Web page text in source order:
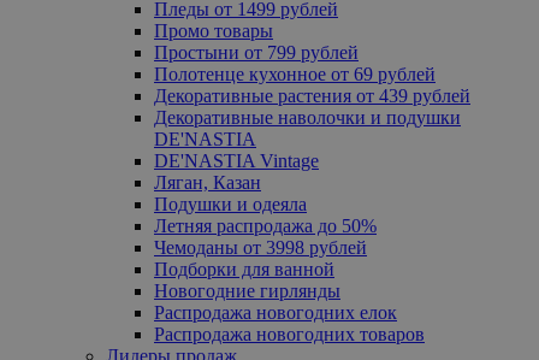
Пледы от 1499 рублей
Промо товары
Простыни от 799 рублей
Полотенце кухонное от 69 рублей
Декоративные растения от 439 рублей
Декоративные наволочки и подушки
DE'NASTIA
DE'NASTIA Vintage
Ляган, Казан
Подушки и одеяла
Летняя распродажа до 50%
Чемоданы от 3998 рублей
Подборки для ванной
Новогодние гирлянды
Распродажа новогодних елок
Распродажа новогодних товаров
Лидеры продаж